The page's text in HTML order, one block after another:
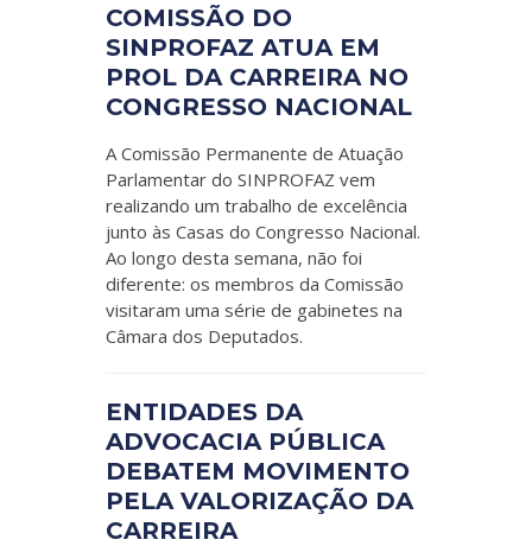
COMISSÃO DO
SINPROFAZ ATUA EM
PROL DA CARREIRA NO
CONGRESSO NACIONAL
A Comissão Permanente de Atuação
Parlamentar do SINPROFAZ vem
realizando um trabalho de excelência
junto às Casas do Congresso Nacional.
Ao longo desta semana, não foi
diferente: os membros da Comissão
visitaram uma série de gabinetes na
Câmara dos Deputados.
ENTIDADES DA
ADVOCACIA PÚBLICA
DEBATEM MOVIMENTO
PELA VALORIZAÇÃO DA
CARREIRA